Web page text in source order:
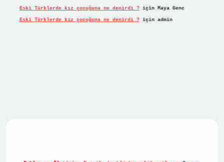
Eski Türklerde kız çocuğuna ne denirdi ?için Maya Genc
Eski Türklerde kız çocuğuna ne denirdi ?için admin